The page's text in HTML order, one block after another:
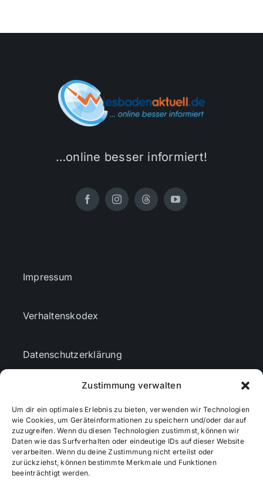
Zustimmung verwalten
Um dir ein optimales Erlebnis zu bieten, verwenden wir Technologien
wie Cookies, um Geräteinformationen zu speichern und/oder darauf
zuzugreifen. Wenn du diesen Technologien zustimmst, können wir
Daten wie das Surfverhalten oder eindeutige IDs auf dieser Website
verarbeiten. Wenn du deine Zustimmung nicht erteilst oder
zurückziehst, können bestimmte Merkmale und Funktionen
beeinträchtigt werden.
…online besser informiert!
Impressum
Verhaltenskodex
Datenschutzerklärung
Cookie-Richtlinie (EU)
Mediendaten